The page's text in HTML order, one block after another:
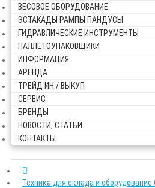
ВЕСОВОЕ ОБОРУДОВАНИЕ
ЭСТАКАДЫ РАМПЫ ПАНДУСЫ
ГИДРАВЛИЧЕСКИЕ ИНСТРУМЕНТЫ
ПАЛЛЕТОУПАКОВЩИКИ
ИНФОРМАЦИЯ
АРЕНДА
ТРЕЙД ИН / ВЫКУП
СЕРВИС
БРЕНДЫ
НОВОСТИ, СТАТЬИ
КОНТАКТЫ
Техника для склада и оборудование